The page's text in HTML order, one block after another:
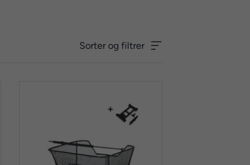
Sorter og filtrer